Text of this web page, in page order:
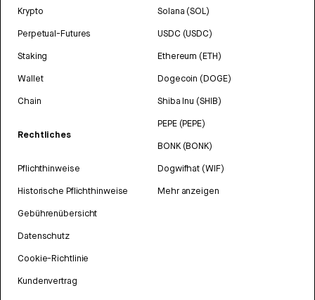
Krypto
Perpetual-Futures
Staking
Wallet
Chain
Rechtliches
Pflichthinweise
Historische Pflichthinweise
Gebührenübersicht
Datenschutz
Cookie-Richtlinie
Kundenvertrag
Solana (SOL)
USDC (USDC)
Ethereum (ETH)
Dogecoin (DOGE)
Shiba Inu (SHIB)
PEPE (PEPE)
BONK (BONK)
Dogwifhat (WIF)
Mehr anzeigen